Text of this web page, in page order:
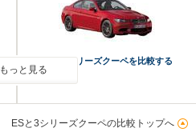
M3と3シリーズクーペを比較する
もっと見る
ESと3シリーズクーペの比較トップへ